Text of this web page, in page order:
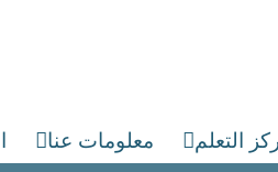
التعلم معلومات عنا